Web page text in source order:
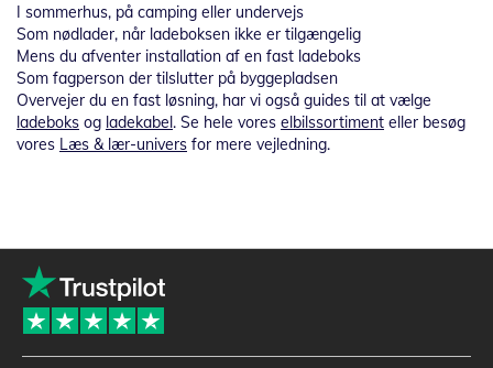
I sommerhus, på camping eller undervejs
Som nødlader, når ladeboksen ikke er tilgængelig
Mens du afventer installation af en fast ladeboks
Som fagperson der tilslutter på byggepladsen
Overvejer du en fast løsning, har vi også guides til at vælge
ladeboks og ladekabel. Se hele vores elbilssortiment eller besøg
vores Læs & lær-univers for mere vejledning.